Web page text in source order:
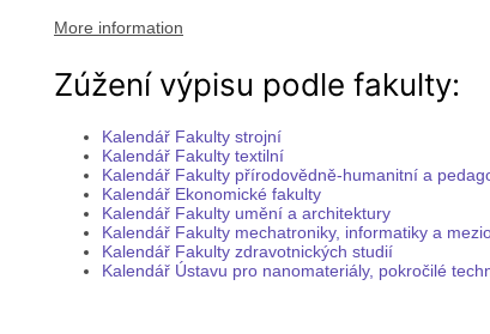
More information
Zúžení výpisu podle fakulty:
Kalendář Fakulty strojní
Kalendář Fakulty textilní
Kalendář Fakulty přírodovědně-humanitní a
Kalendář Ekonomické fakulty
Kalendář Fakulty umění a architektury
Kalendář Fakulty mechatroniky, informatiky a
Kalendář Fakulty zdravotnických studií
Kalendář Ústavu pro nanomateriály, pokročilé